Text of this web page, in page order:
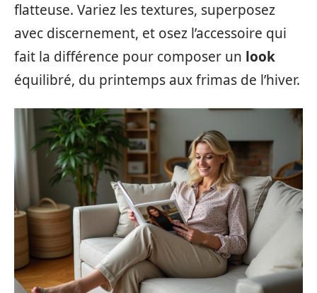
flatteuse. Variez les textures, superposez
avec discernement, et osez l’accessoire qui
fait la différence pour composer un look
équilibré, du printemps aux frimas de l’hiver.